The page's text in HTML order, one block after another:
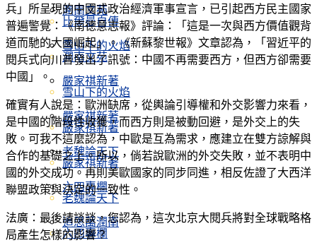
潤南文苑
雪山下的火焰
嚴家祺新著
嚴家祺新著
老魏論天下
六四專欄
追思萬潤南
比爾曼自傳
潤南文苑
雪山下的火焰
嚴家祺新著
嚴家祺新著
老魏論天下
六四專欄
兵」所呈現的中國式政治經濟軍事宣言，已引起西方民主國家
普遍警覺：《南德意志報》評論：「這是一次與西方價值觀背
道而馳的大國崛起」。《新蘇黎世報》文章認為，「習近平的
閱兵式向川普發出了訊號：中國不再需要西方，但西方卻需要
中國」。
確實有人說是：歐洲缺席，從輿論引導權和外交影響力來看，
是中國的階段性收獲，而西方則是被動回避，是外交上的失
敗。可我不這麼認為，中歐是互為需求，應建立在雙方諒解與
合作的基礎之上。所以，倘若說歐洲的外交失敗，並不表明中
國的外交成功。再則美歐國家的同步同進，相反佐證了大西洋
聯盟政策與決定的一致性。
法廣：最後請談談，您認為，這次北京大閱兵將對全球戰略格
局產生怎樣的影響？